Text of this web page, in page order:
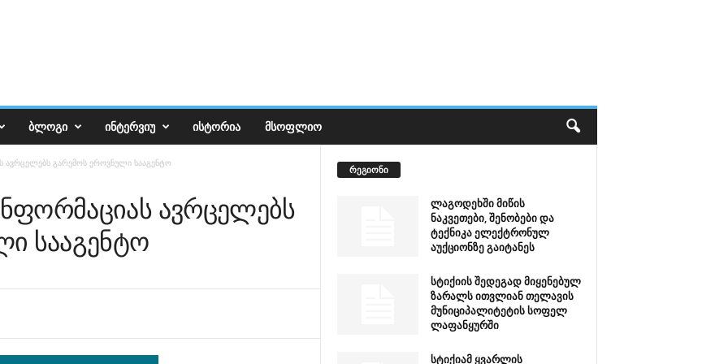
ᲑᲚᲝᲒᲘ ᲘᲜᲢᲔᲠᲕᲘᲣ ᲘᲡᲢᲝᲠᲘᲐ ᲛᲡᲝᲤᲚᲘᲝ
ავრცელებს გარემოს ეროვნული სააგენტო
ავრცელებს
სააგენტო
რეგიონი
ლაგოდეხში მიწის
ნაკვეთები, შენობები და
ტექნიკა ელექტრონულ
აუქციონზე გაიტანეს
სტიქიის შედეგად მიყენებულ
ზარალს ითვლიან თელავის
მუნიციპალიტეტის სოფელ
ლაფანყურში
სტიქიამ ყვარლის